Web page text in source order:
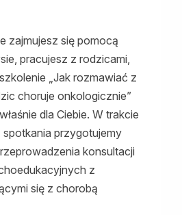
zajmujesz się pomocą
pracujesz z rodzicami,
„Jak rozmawiać z
choruje onkologicznie”
dla Ciebie. W trakcie
przygotujemy
konsultacji
z
się z chorobą